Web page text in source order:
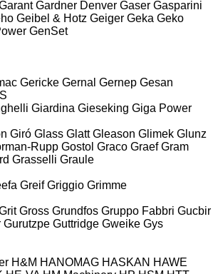
Gardner Denver Gaser Gasparini
Geibel & Hotz Geiger Geka Geko
GenSet
Gericke Gernal Gernep Gesan
Giardina Gieseking Giga Power
Giró Glass Glatt Gleason Glimek Glunz
Rupp Gostol Graco Graef Gram
Grasselli Graule
Greif Griggio Grimme
Gross Grundfos Gruppo Fabbri Gucbir
Gurutzpe Guttridge Gweike Gys
H&M HANOMAG HASKAN HAWE